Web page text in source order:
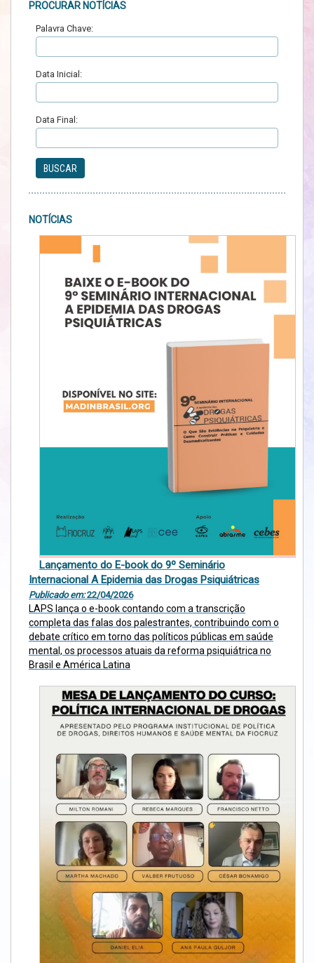
PROCURAR NOTÍCIAS
Palavra Chave:
Data Inicial:
Data Final:
BUSCAR
NOTÍCIAS
Lançamento do E-book do 9º Seminário
Internacional A Epidemia das Drogas Psiquiátricas
Publicado em:22/04/2026
LAPS lança o e-book contando com a transcrição
completa das falas dos palestrantes, contribuindo com o
debate crítico em torno das políticos públicas em saúde
mental, os processos atuais da reforma psiquiátrica no
Brasil e América Latina